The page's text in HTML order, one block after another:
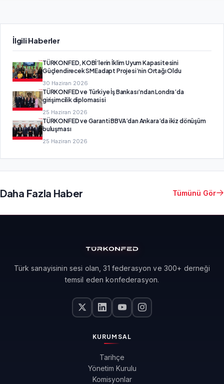
İlgili Haberler
TÜRKONFED, KOBİ’lerin İklim Uyum Kapasitesini
Güçlendirecek SMEadapt Projesi’nin Ortağı Oldu
30 Haziran 2026
TÜRKONFED ve Türkiye İş Bankası’ndan Londra’da
girişimcilik diplomasisi
25 Haziran 2026
TÜRKONFED ve Garanti BBVA’dan Ankara’da ikiz dönüşüm
buluşması
25 Haziran 2026
Daha Fazla Haber Tümünü Gör
Türk sanayisinin sesi olan, 31 federasyon ve 300+ derneği
temsil eden konfederasyon.
KURUMSAL
Tarihçe
Yönetim Kurulu
Komisyonlar